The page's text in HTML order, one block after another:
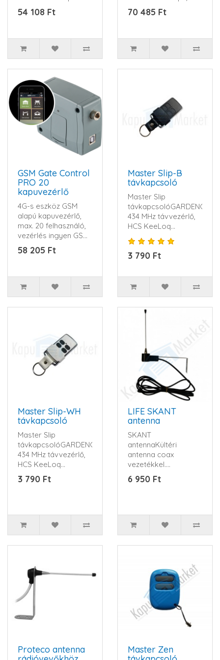
és sorompókhoz
&nb..
54 108 Ft
sorompó vezérlése
interneten keresztü..
70 485 Ft
GSM Gate Control
PRO 20
kapuvezérlő
4G-s eszköz GSM
alapú kapuvezérlő,
max. 20 felhasználó,
vezérlés ingyen GSM
hívással, 2 kapu k..
58 205 Ft
Master Slip-B
távkapcsoló
Master Slip
távkapcsolóGARDENGATE
434 MHz távvezérlő,
HCS KeeLoq
ugrókód, 4 csatorna,
3 V CR2032 ele..
3 790 Ft
Master Slip-WH
távkapcsoló
Master Slip
távkapcsolóGARDENGATE
434 MHz távvezérlő,
HCS KeeLoq
ugrókód, 4 csatorna,
3 V CR2032 e..
3 790 Ft
LIFE SKANT
antenna
SKANT
antennaKültéri
antenna coax
vezetékkel.
Rozsdamentes
rögzítőfüllel...
6 950 Ft
Proteco antenna
Master Zen